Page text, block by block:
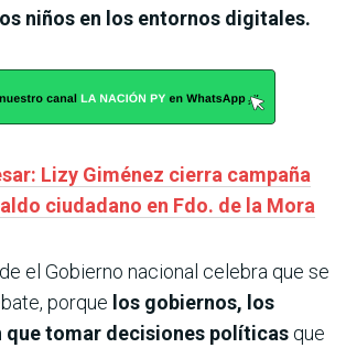
niños en los entornos digitales.
Lizy Giménez cierra campaña
ciudadano en Fdo. de la Mora
el Gobierno nacional celebra que se
porque los gobiernos, los
que tomar decisiones políticas que